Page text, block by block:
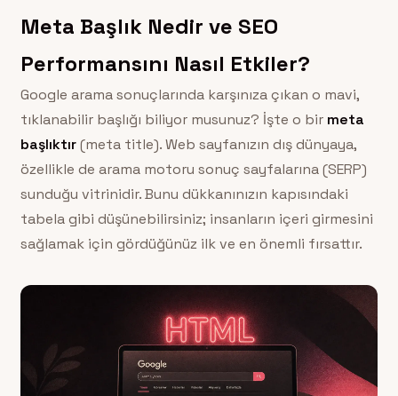
Meta Başlık Nedir ve SEO
Performansını Nasıl Etkiler?
Google arama sonuçlarında karşınıza çıkan o mavi,
tıklanabilir başlığı biliyor musunuz? İşte o bir meta
başlıktır(meta title). Web sayfanızın dış dünyaya,
özellikle de arama motoru sonuç sayfalarına (SERP)
sunduğu vitrinidir. Bunu dükkanınızın kapısındaki
tabela gibi düşünebilirsiniz; insanların içeri girmesini
sağlamak için gördüğünüz ilk ve en önemli fırsattır.